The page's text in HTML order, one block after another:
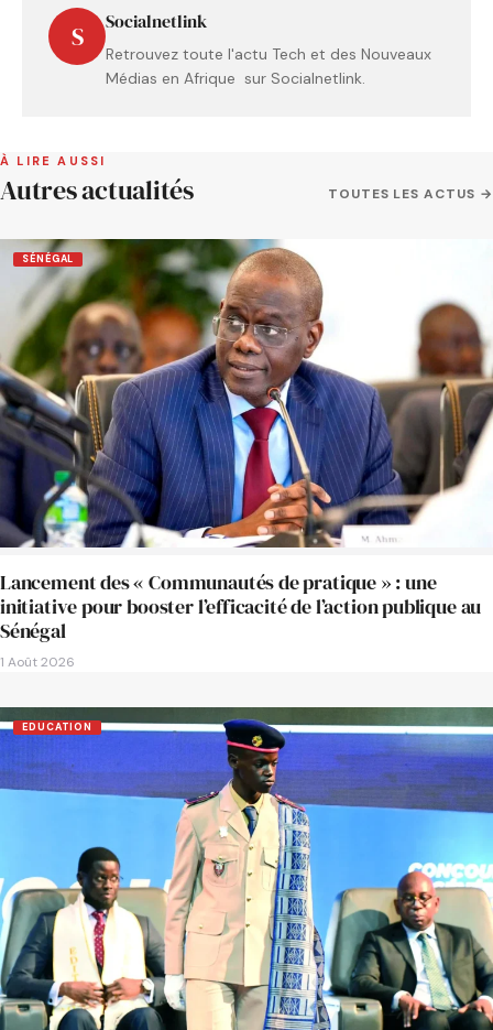
S Socialnetlink
Retrouvez toute l'actu Tech et des Nouveaux
Médias en Afrique sur Socialnetlink.
À LIRE AUSSI
Autres actualités TOUTES LES ACTUS →
SÉNÉGAL
Lancement des « Communautés de pratique » : une
initiative pour booster l’efficacité de l’action publique au
Sénégal
1 Août 2026
EDUCATION